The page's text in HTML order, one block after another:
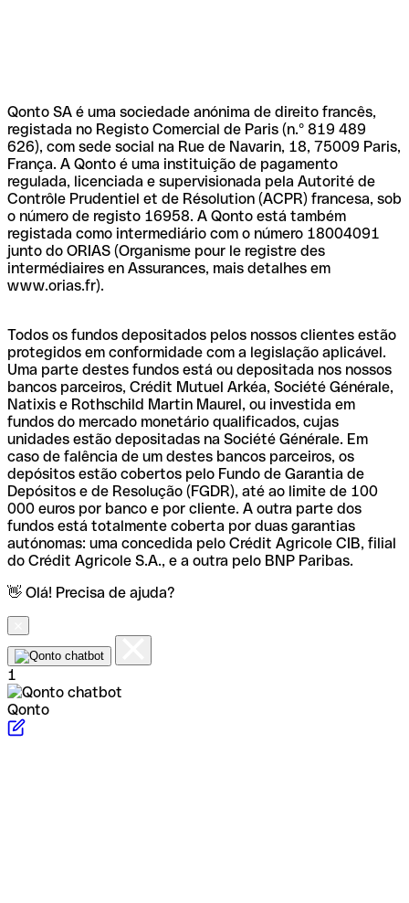
Qonto SA é uma sociedade anónima de direito francês,
registada no Registo Comercial de Paris (n.º 819 489
626), com sede social na Rue de Navarin, 18, 75009 Paris,
França. A Qonto é uma instituição de pagamento
regulada, licenciada e supervisionada pela Autorité de
Contrôle Prudentiel et de Résolution (ACPR) francesa, sob
o número de registo 16958. A Qonto está também
registada como intermediário com o número 18004091
junto do ORIAS (Organisme pour le registre des
intermédiaires en Assurances, mais detalhes em
www.orias.fr).
Todos os fundos depositados pelos nossos clientes estão
protegidos em conformidade com a legislação aplicável.
Uma parte destes fundos está ou depositada nos nossos
bancos parceiros, Crédit Mutuel Arkéa, Société Générale,
Natixis e Rothschild Martin Maurel, ou investida em
fundos do mercado monetário qualificados, cujas
unidades estão depositadas na Société Générale. Em
caso de falência de um destes bancos parceiros, os
depósitos estão cobertos pelo Fundo de Garantia de
Depósitos e de Resolução (FGDR), até ao limite de 100
000 euros por banco e por cliente. A outra parte dos
fundos está totalmente coberta por duas garantias
autónomas: uma concedida pelo Crédit Agricole CIB, filial
do Crédit Agricole S.A., e a outra pelo BNP Paribas.
👋 Olá! Precisa de ajuda?
1
Qonto